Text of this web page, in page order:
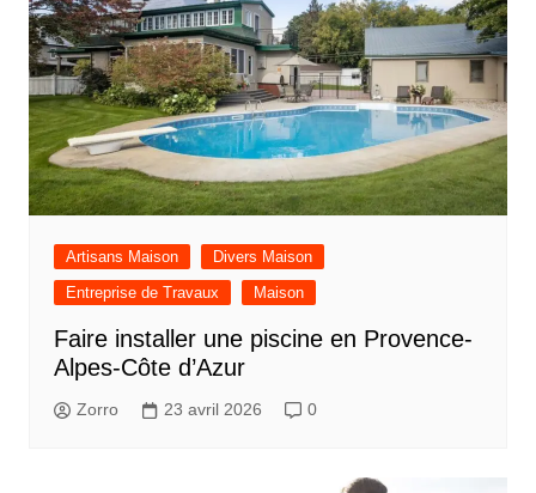
Artisans Maison
Divers Maison
Entreprise de Travaux
Maison
Faire installer une piscine en Provence-
Alpes-Côte d’Azur
Zorro 23 avril 2026 0